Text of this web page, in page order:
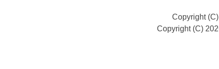
Copyright
Copyright (C)